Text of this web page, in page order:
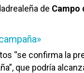
de Campo
“se confirma la
que podría